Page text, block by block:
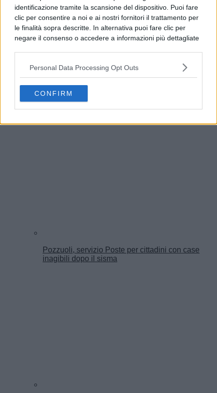
identificazione tramite la scansione del dispositivo. Puoi fare
clic per consentire a noi e ai nostri fornitori il trattamento per
le finalità sopra descritte. In alternativa puoi fare clic per
negare il consenso o accedere a informazioni più dettagliate
possono non richiedere il tuo consenso, ma hai il diritto di
opporti a tale trattamento. Le tue preferenze si
preferenze in qualsiasi momento ritornando su questo sito o
consultando la nostrainformativa sulla riservatezza.
Personal Data Processing Opt Outs
CONFIRM
America’s Cup, Casamicciola espone le prime
Pozzuoli, servizio Poste per cittadini con case
inagibili dopo il sisma